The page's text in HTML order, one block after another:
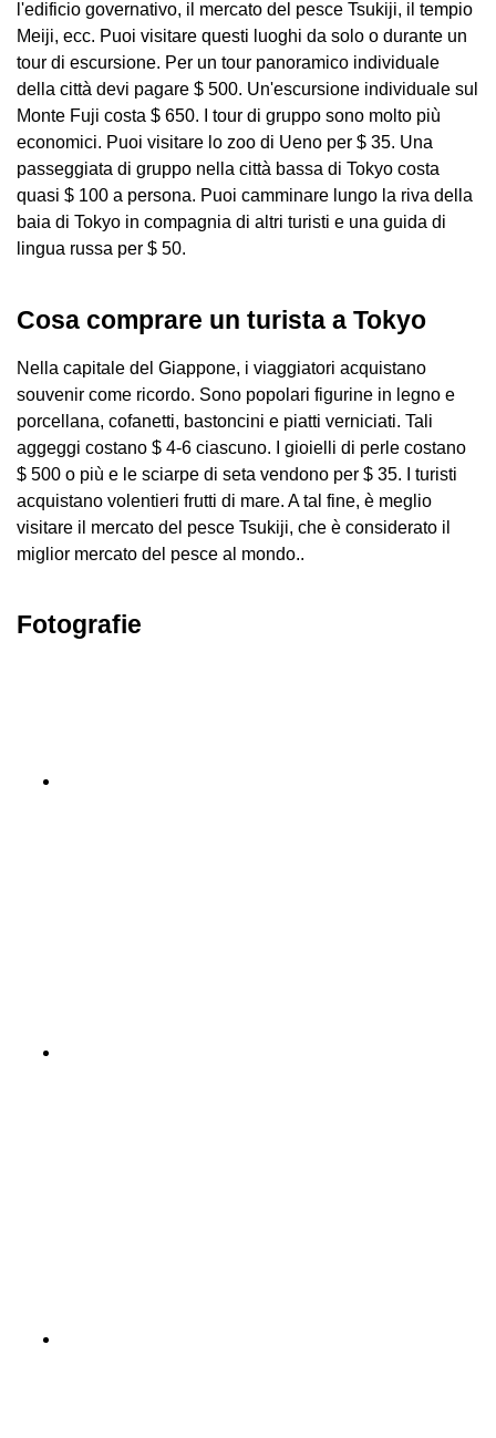
l'edificio governativo, il mercato del pesce Tsukiji, il tempio
Meiji, ecc. Puoi visitare questi luoghi da solo o durante un
tour di escursione. Per un tour panoramico individuale
della città devi pagare $ 500. Un'escursione individuale sul
Monte Fuji costa $ 650. I tour di gruppo sono molto più
economici. Puoi visitare lo zoo di Ueno per $ 35. Una
passeggiata di gruppo nella città bassa di Tokyo costa
quasi $ 100 a persona. Puoi camminare lungo la riva della
baia di Tokyo in compagnia di altri turisti e una guida di
lingua russa per $ 50.
Cosa comprare un turista a Tokyo
Nella capitale del Giappone, i viaggiatori acquistano
souvenir come ricordo. Sono popolari figurine in legno e
porcellana, cofanetti, bastoncini e piatti verniciati. Tali
aggeggi costano $ 4-6 ciascuno. I gioielli di perle costano
$ 500 o più e le sciarpe di seta vendono per $ 35. I turisti
acquistano volentieri frutti di mare. A tal fine, è meglio
visitare il mercato del pesce Tsukiji, che è considerato il
miglior mercato del pesce al mondo..
Fotografie